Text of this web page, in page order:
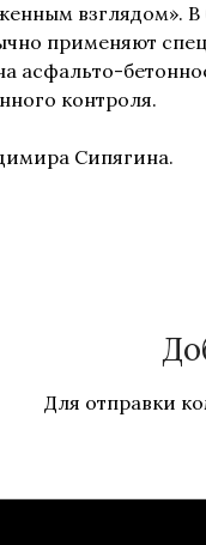
взглядом».
применяют
асфальто-
контроля.
Сипягина.
Для отправки